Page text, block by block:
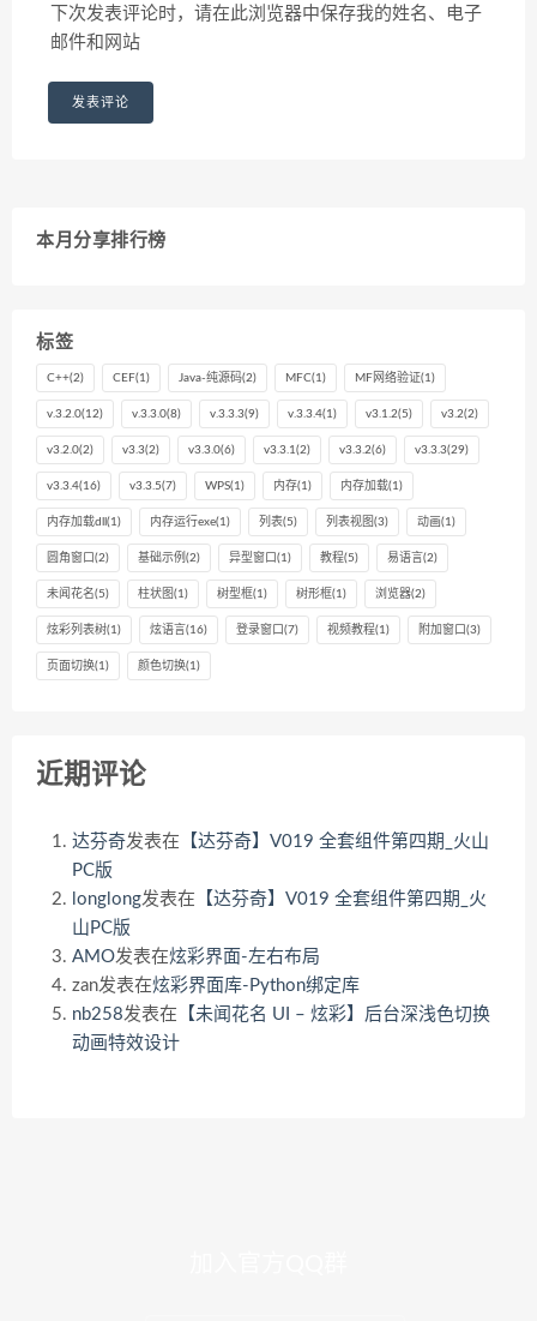
下次发表评论时，请在此浏览器中保存我的姓名、电子
邮件和网站
本月分享排行榜
标签
C++(2) CEF(1) Java-纯源码(2) MFC(1) MF网络验证(1)
v.3.2.0(12) v.3.3.0(8) v.3.3.3(9) v.3.3.4(1) v3.1.2(5) v3.2(2)
v3.2.0(2) v3.3(2) v3.3.0(6) v3.3.1(2) v3.3.2(6) v3.3.3(29)
v3.3.4(16) v3.3.5(7) WPS(1) 内存(1) 内存加载(1)
内存加载dll (1) 内存运行exe(1) 列表(5) 列表视图 (3) 动画(1)
圆角窗口 (2) 基础示例 (2) 异型窗口 (1) 教程(5) 易语言 (2)
未闻花名(5) 柱状图 (1) 树型框(1) 树形框(1) 浏览器(2)
炫彩列表树(1) 炫语言 (16) 登录窗口 (7) 视频教程(1) 附加窗口 (3)
页面切换(1) 颜色切换(1)
近期评论
达芬奇发表在 【达芬奇】V019 全套组件第四期_火山
PC版
longlong发表在 【达芬奇】V019 全套组件第四期_火
山PC版
AMO发表在炫彩界面-左右布局
zan发表在炫彩界面库-Python绑定库
nb258发表在 【未闻花名 UI – 炫彩】后台深浅色切换
动画特效设计